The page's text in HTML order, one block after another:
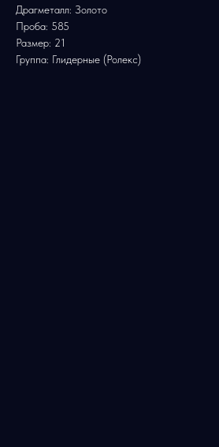
Драгметалл: Золото
Проба: 585
Размер: 21
Группа: Глидерные (Ролекс)